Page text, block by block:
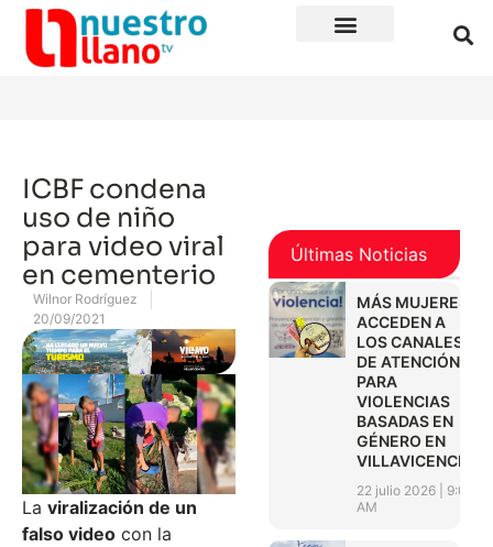
ICBF condena
uso de niño
para video viral
en cementerio
Wilnor Rodríguez
20/09/2021
La viralización de un
falso video con la
Últimas Noticias
MÁS MUJERES
ACCEDEN A
LOS CANALES
DE ATENCIÓN
PARA
VIOLENCIAS
BASADAS EN
GÉNERO EN
VILLAVICENCIO
22 julio 2026
9:01
AM